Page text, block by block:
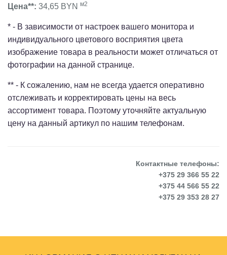
Цена**: 34,65 BYN м2
* - В зависимости от настроек вашего монитора и
индивидуального цветового восприятия цвета
изображение товара в реальности может отличаться от
фотографии на данной странице.
** - К сожалению, нам не всегда удается оперативно
отслеживать и корректировать цены на весь
ассортимент товара. Поэтому уточняйте актуальную
цену на данный артикул по нашим телефонам.
Контактные телефоны:
+375 29 366 55 22
+375 44 566 55 22
+375 29 353 28 27